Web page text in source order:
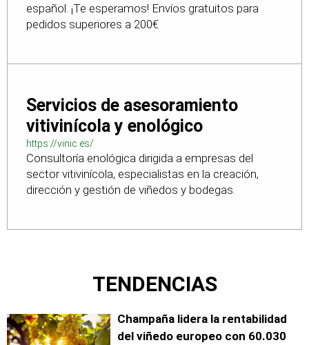
español. ¡Te esperamos! Envíos gratuitos para
pedidos superiores a 200€
Servicios de asesoramiento
vitivinícola y enológico
https://vinic.es/
Consultoría enológica dirigida a empresas del
sector vitivinícola, especialistas en la creación,
dirección y gestión de viñedos y bodegas.
TENDENCIAS
Champaña lidera la rentabilidad
del viñedo europeo con 60.030